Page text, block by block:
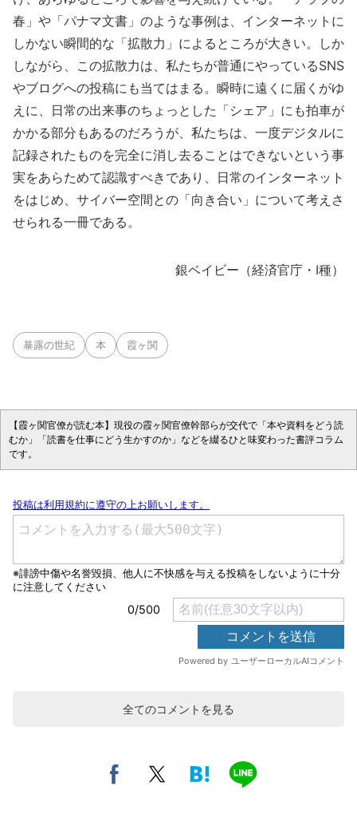
春」や「パナマ文書」のような事例は、インターネットに
しかない瞬間的な「拡散力」によるところが大きい。しか
しながら、この拡散力は、私たちが普通にやっているSNS
やブログへの投稿にも当てはまる。瞬時に遠くに届くがゆ
えに、日常の出来事のちょっとした「シェア」にも拍車が
かかる部分もあるのだろうが、私たちは、一度デジタルに
記録されたものを完全に消し去ることはできないという事
実をあらためて認識すべきであり、日常のインターネット
をはじめ、サイバー空間との「向き合い」について考えさ
せられる一冊である。
銀ベイビー（経済官庁・Ⅰ種）
暴露の世紀 本 霞ヶ関
【霞ヶ関官僚が読む本】現役の霞ヶ関官僚幹部らが交代で「本や資料をどう読
むか」「読書を仕事にどう生かすのか」などを綴るひと味変わった書評コラム
です。
全てのコメントを見る